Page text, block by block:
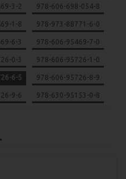
3-2 978-606-698-054-8
1-8 978-973-88771-6-0
6-3 978-606-95469-7-0
0-3 978-606-95726-1-0
6-5 978-606-95726-8-9
9-6 978-630-95153-0-8